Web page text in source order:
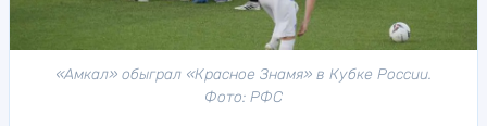
«Амкал» обыграл «Красное Знамя» в Кубке России.
Фото: РФС